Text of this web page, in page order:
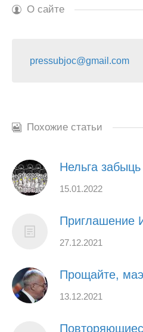
О сайте
pressubjoc@gmail.com
Похожие статьи
Нельга забыць
15.01.2022
Приглашение
27.12.2021
Прощайте,
13.12.2021